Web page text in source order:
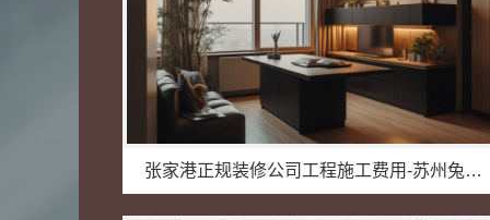
张家港正规装修公司工程施工费用-苏州兔哥哥智装